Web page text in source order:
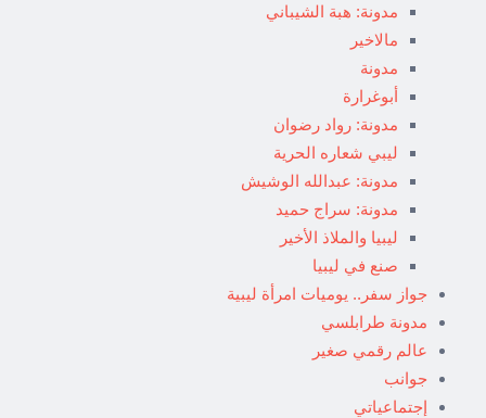
مدونة: هبة الشيباني
مالاخير
مدونة
أبوغرارة
مدونة: رواد رضوان
ليبي شعاره الحرية
مدونة: عبدالله الوشيش
مدونة: سراج حميد
ليبيا والملاذ الأخير
صنع في ليبيا
جواز سفر.. يوميات امرأة ليبية
مدونة طرابلسي
عالم رقمي صغير
جوانب
إجتماعياتي